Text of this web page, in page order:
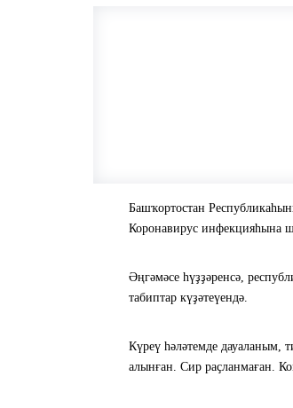
Башҡортостан
Коронавирус инфекцияһына
Әңгәмәсе һүҙҙәренсә,
табиптар күҙәтеүендә.
Күреү һәләтемде дауаланым,
алынған. Сир раҫланмаған.